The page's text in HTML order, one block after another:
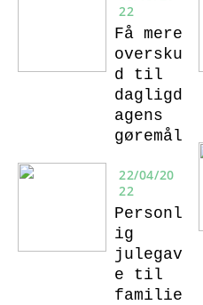
22
Få mere
oversku
d til
dagligd
agens
gøremål
22/04/20
22
Personl
ig
julegav
e til
familie